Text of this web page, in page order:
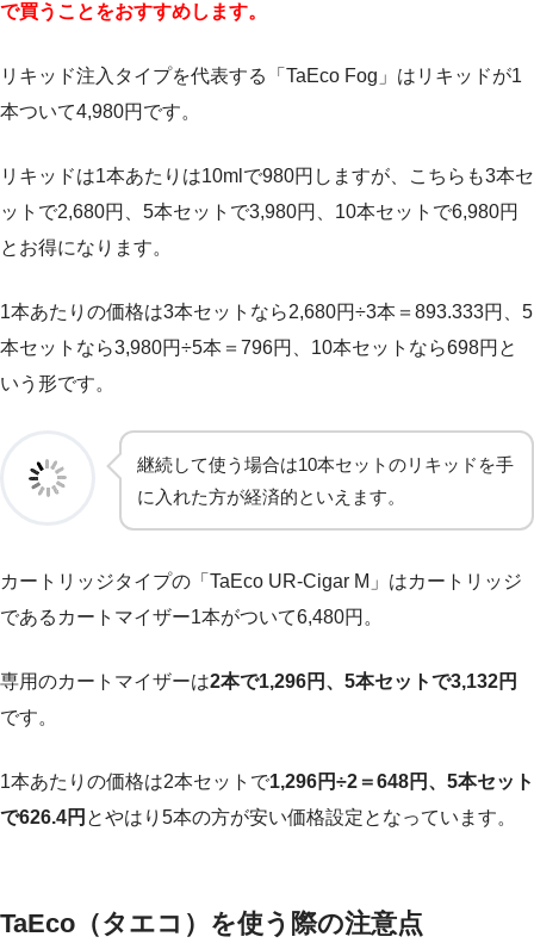
で買うことをおすすめします。
リキッド注入タイプを代表する「TaEco Fog」はリキッドが1
本ついて4,980円です。
リキッドは1本あたりは10mlで980円しますが、こちらも3本セ
ットで2,680円、5本セットで3,980円、10本セットで6,980円
とお得になります。
1本あたりの価格は3本セットなら2,680円÷3本＝893.333円、5
本セットなら3,980円÷5本＝796円、10本セットなら698円と
いう形です。
継続して使う場合は10本セットのリキッドを手
に入れた方が経済的といえます。
カートリッジタイプの「TaEco UR-Cigar M」はカートリッジ
であるカートマイザー1本がついて6,480円。
専用のカートマイザーは2本で1,296円、5本セットで3,132円
です。
1本あたりの価格は2本セットで1,296円÷2＝648円、5本セット
で626.4円 とやはり5本の方が安い価格設定となっています。
TaEco（タエコ）を使う際の注意点